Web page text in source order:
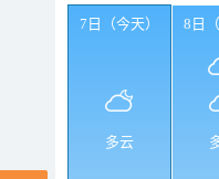
7日（今天）
多云
8日